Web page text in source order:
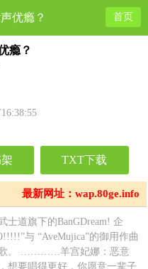
优瘾？ 首页
瘾？
TXT下载
最新网址：wap.80ge.info
士道旗下的BanGDream! 企
与 “AveMujica”的御用作曲
歌。 …………羊宫妃娜：恶意
想要唱得更好，你愿意一辈子